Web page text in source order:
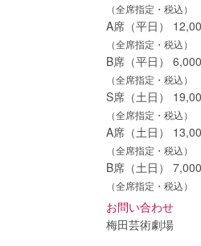
（全席指定・税込）
A席（平日）
（全席指定・税込）
B席（平日）
（全席指定・税込）
S席（土日）
（全席指定・税込）
A席（土日）
（全席指定・税込）
B席（土日）
（全席指定・税込）
お問い合わせ
梅田芸術劇場